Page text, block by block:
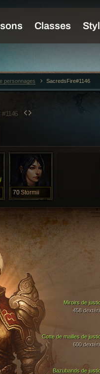
#1146
70Stormii
Cotte de mailles de
600
Bazubands de
Miroirs de
458
personnages SacredsFire#1146